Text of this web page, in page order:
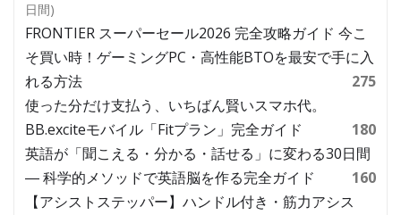
日間)
FRONTIER スーパーセール2026 完全攻略ガイド 今こ
そ買い時！ゲーミングPC・高性能BTOを最安で手に入
れる方法
275
使った分だけ支払う、いちばん賢いスマホ代。
BB.exciteモバイル「Fitプラン」完全ガイド
180
英語が「聞こえる・分かる・話せる」に変わる30日間
― 科学的メソッドで英語脳を作る完全ガイド
160
【アシストステッパー】ハンドル付き・筋力アシス